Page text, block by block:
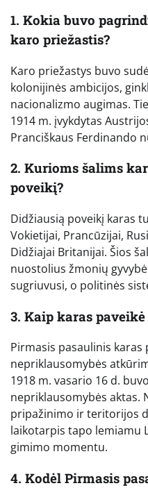
1. Kokia buvo
karo priežastis?
Karo priežastys buvo
kolonijinės ambicijos,
nacionalizmo augimas.
1914 m. įvykdytas
Pranciškaus Ferdinando
2. Kurioms šalims
poveikį?
Didžiausią poveikį karas
Vokietijai, Prancūzijai,
Didžiajai Britanijai. Šios
nuostolius žmonių
sugriuvusi, o politinės
3. Kaip karas
Pirmasis pasaulinis
nepriklausomybės
1918 m. vasario 16 d.
nepriklausomybės aktas.
pripažinimo ir teritorijos
laikotarpis tapo lemiamu
gimimo momentu.
4. Kodėl Pirmasis